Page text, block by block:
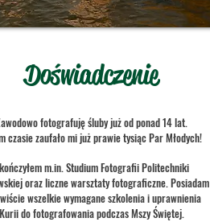
Doświadczenie
fotografuję śluby już od ponad 14 lat.
czasie zaufało mi już prawie tysiąc Par Młodych!
m.in. Studium Fotografii Politechniki
oraz liczne warsztaty fotograficzne. Posiadam
wszelkie wymagane szkolenia i uprawnienia
Kurii do fotografowania podczas Mszy Świętej.